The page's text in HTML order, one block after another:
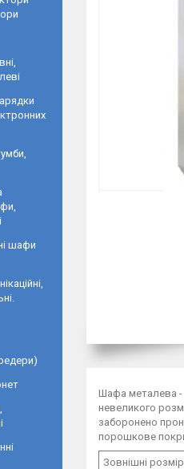
Шафа металева -
невеликого
заборонено
порошкове
Зовнішні
шафи